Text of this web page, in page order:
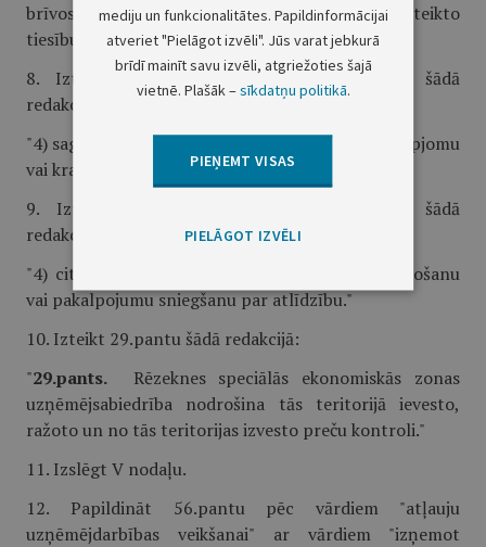
brīvostās un speciālajās ekonomiskajās zonās" noteikto
tiesību un atvieglojumu."
8. Izteikt 27.panta pirmās daļas 4.punktu šādā
redakcijā:
"4) sagaidāmo preču ražošanas un pakalpojumu apjomu
vai kravu apgrozījumu."
9. Izteikt 28.panta trešās daļas 4.punktu šādā
redakcijā:
"4) citas darbības, kas nav vērstas uz preču ražošanu
vai pakalpojumu sniegšanu par atlīdzību."
10. Izteikt 29.pantu šādā redakcijā:
"29.pants. Rēzeknes speciālās ekonomiskās zonas
uzņēmējsabiedrība nodrošina tās teritorijā ievesto,
ražoto un no tās teritorijas izvesto preču kontroli."
11. Izslēgt V nodaļu.
12. Papildināt 56.pantu pēc vārdiem "atļauju
uzņēmējdarbības veikšanai" ar vārdiem "izņemot
mediju un funkcionalitātes. Papildinformācijai
atveriet "Pielāgot izvēli". Jūs varat jebkurā
brīdī mainīt savu izvēli, atgriežoties šajā
vietnē. Plašāk –sīkdatņu politikā.
PIEŅEMT VISAS
PIELĀGOT IZVĒLI